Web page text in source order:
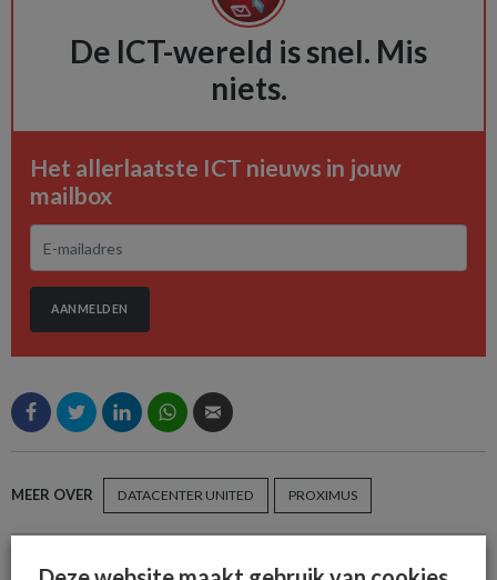
De ICT-wereld is snel. Mis
niets.
Het allerlaatste ICT nieuws in jouw
mailbox
AANMELDEN
MEER OVER DATACENTER UNITED PROXIMUS